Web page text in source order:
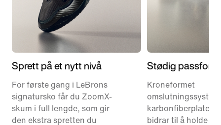
Sprett på et nytt nivå
For første gang i LeBrons
signatursko får du ZoomX-
skum i full lengde, som gir
den ekstra spretten du
Stødig passform
Kroneformet
karbonfiberplate
bidrar til å holde